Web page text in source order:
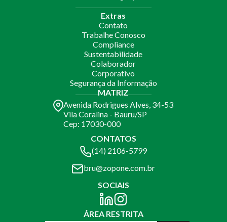
Extras
Contato
Trabalhe Conosco
Compliance
Sustentabilidade
Colaborador
Corporativo
Segurança da Informação
MATRIZ
Avenida Rodrigues Alves, 34-53
Vila Coralina - Bauru/SP
Cep: 17030-000
CONTATOS
(14) 2106-5799
bru@zopone.com.br
SOCIAIS
ÁREA RESTRITA